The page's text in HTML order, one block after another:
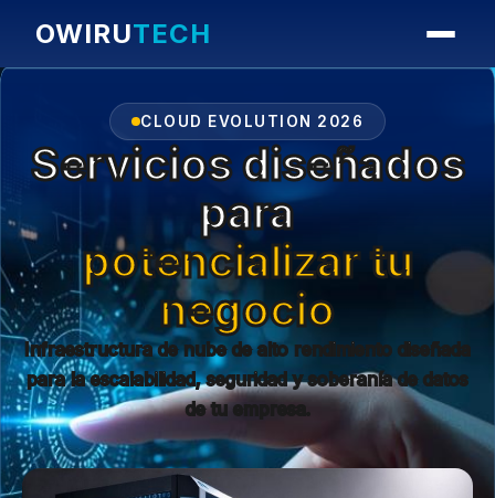
OWIRUTECH
CLOUD EVOLUTION 2026
Servicios diseñados
para
potencializar tu
negocio
Infraestructura de nube de alto rendimiento diseñada
para la escalabilidad, seguridad y soberanía de datos
de tu empresa.